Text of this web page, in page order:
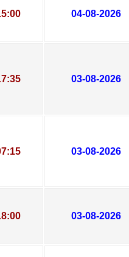
04-08-2026
03-08-2026
03-08-2026
03-08-2026